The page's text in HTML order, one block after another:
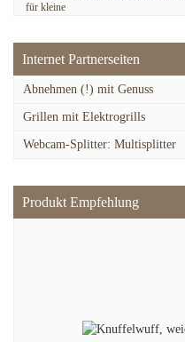
Internet Partnerseiten
Abnehmen (!) mit Genuss
Grillen mit Elektrogrills
Webcam-Splitter: Multisplitter
Produkt Empfehlung